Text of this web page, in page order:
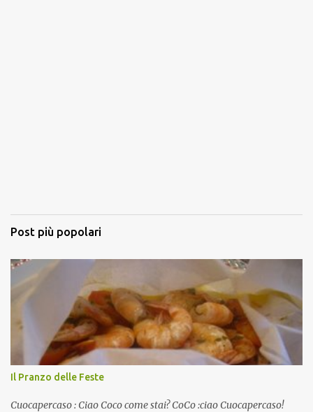
Post più popolari
Il Pranzo delle Feste
Cuocapercaso : Ciao Coco come stai? CoCo :ciao Cuocapercaso!